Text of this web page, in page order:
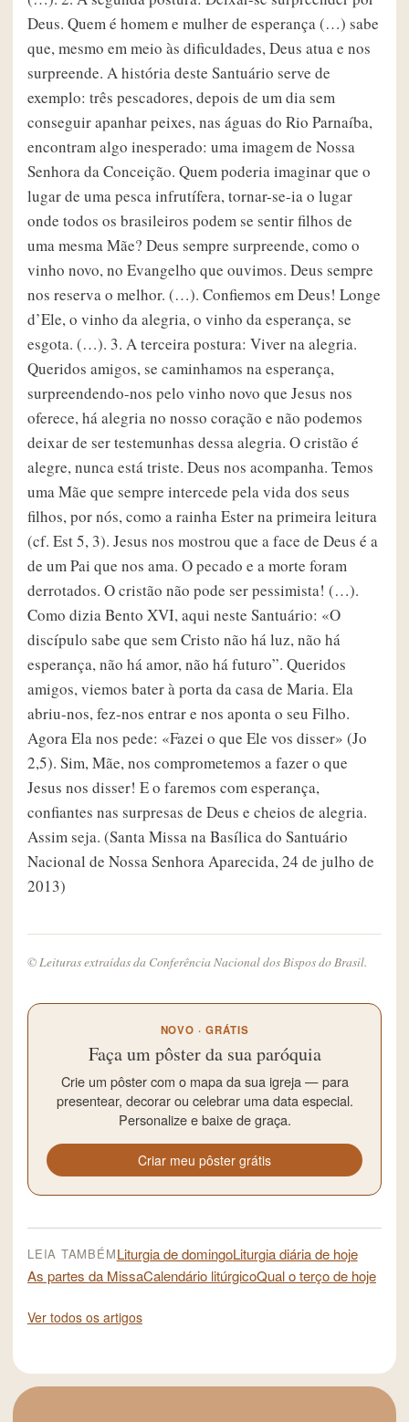
Deus. Quem é homem e mulher de esperança (…) sabe
que, mesmo em meio às dificuldades, Deus atua e nos
surpreende. A história deste Santuário serve de
exemplo: três pescadores, depois de um dia sem
conseguir apanhar peixes, nas águas do Rio Parnaíba,
encontram algo inesperado: uma imagem de Nossa
Senhora da Conceição. Quem poderia imaginar que o
lugar de uma pesca infrutífera, tornar-se-ia o lugar
onde todos os brasileiros podem se sentir filhos de
uma mesma Mãe? Deus sempre surpreende, como o
vinho novo, no Evangelho que ouvimos. Deus sempre
nos reserva o melhor. (…). Confiemos em Deus! Longe
d’Ele, o vinho da alegria, o vinho da esperança, se
esgota. (…). 3. A terceira postura: Viver na alegria.
Queridos amigos, se caminhamos na esperança,
surpreendendo-nos pelo vinho novo que Jesus nos
oferece, há alegria no nosso coração e não podemos
deixar de ser testemunhas dessa alegria. O cristão é
alegre, nunca está triste. Deus nos acompanha. Temos
uma Mãe que sempre intercede pela vida dos seus
filhos, por nós, como a rainha Ester na primeira leitura
(cf. Est 5, 3). Jesus nos mostrou que a face de Deus é a
de um Pai que nos ama. O pecado e a morte foram
derrotados. O cristão não pode ser pessimista! (…).
Como dizia Bento XVI, aqui neste Santuário: «O
discípulo sabe que sem Cristo não há luz, não há
esperança, não há amor, não há futuro”. Queridos
amigos, viemos bater à porta da casa de Maria. Ela
abriu-nos, fez-nos entrar e nos aponta o seu Filho.
Agora Ela nos pede: «Fazei o que Ele vos disser» (Jo
2,5). Sim, Mãe, nos comprometemos a fazer o que
Jesus nos disser! E o faremos com esperança,
confiantes nas surpresas de Deus e cheios de alegria.
Assim seja. (Santa Missa na Basílica do Santuário
Nacional de Nossa Senhora Aparecida, 24 de julho de
2013)
© Leituras extraídas da Conferência Nacional dos Bispos do Brasil.
NOVO · GRÁTIS
Faça um pôster da sua paróquia
Crie um pôster com o mapa da sua igreja — para
presentear, decorar ou celebrar uma data especial.
Personalize e baixe de graça.
Criar meu pôster grátis
LEIA TAMBÉMLiturgia de domingoLiturgia diária de hoje
As partes da MissaCalendário litúrgicoQual o terço de hoje
Ver todos os artigos